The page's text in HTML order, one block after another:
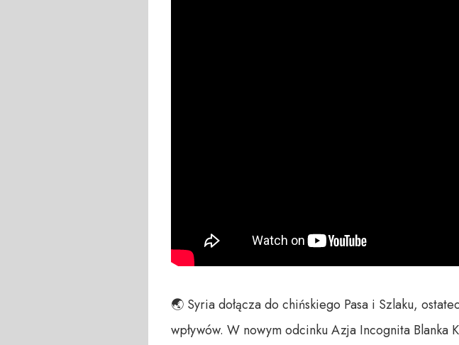
🌏 Syria dołącza do chińskiego Pasa i Szlaku,
wpływów. W nowym odcinku Azja Incognita